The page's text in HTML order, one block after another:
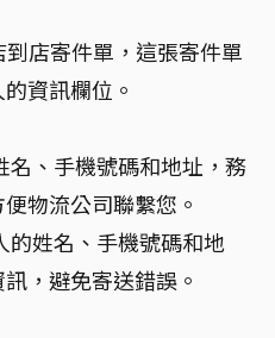
店寄件單，這張寄件單
資訊欄位。
名、手機號碼和地址，務
物流公司聯繫您。
的姓名、手機號碼和地
，避免寄送錯誤。